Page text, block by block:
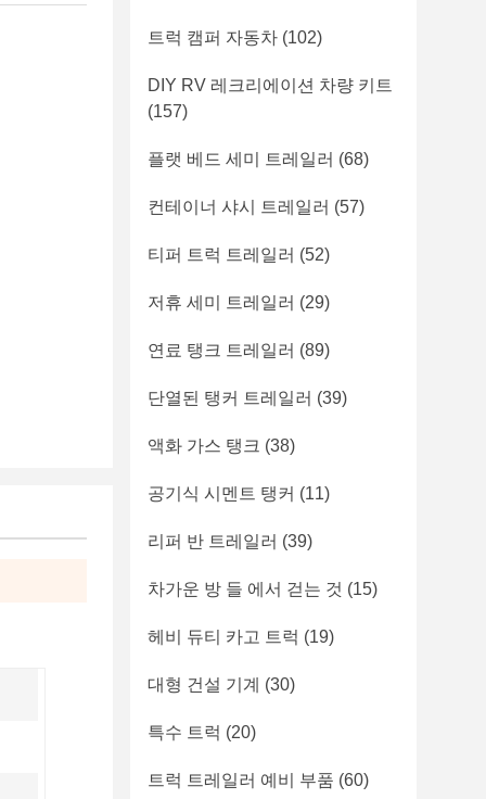
트럭 캠퍼 자동차 (102)
DIY RV 레크리에이션 차량 키트
(157)
플랫 베드 세미 트레일러 (68)
컨테이너 샤시 트레일러 (57)
티퍼 트럭 트레일러 (52)
저휴 세미 트레일러 (29)
연료 탱크 트레일러 (89)
단열된 탱커 트레일러 (39)
액화 가스 탱크 (38)
공기식 시멘트 탱커 (11)
리퍼 반 트레일러 (39)
차가운 방 들 에서 걷는 것 (15)
헤비 듀티 카고 트럭 (19)
대형 건설 기계 (30)
특수 트럭 (20)
트럭 트레일러 예비 부품 (60)